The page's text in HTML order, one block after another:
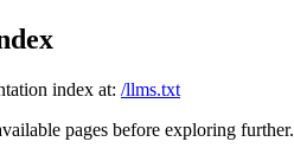
index at: /llms.txt
pages before exploring further.